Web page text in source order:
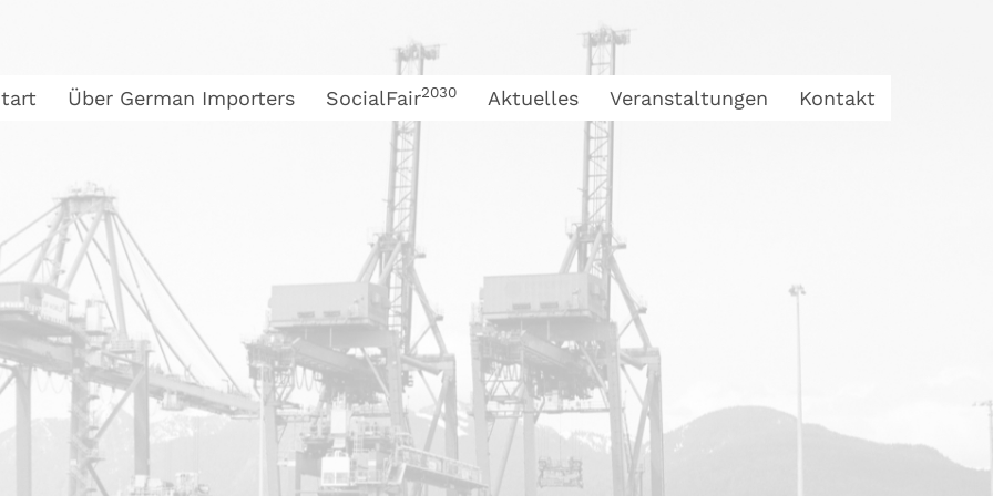
Über German Importers SocialFair2030 Aktuelles Veranstaltungen Kontakt